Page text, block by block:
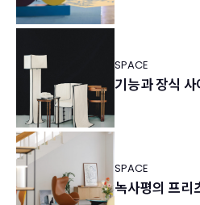
SPACE
기능과 장식 사
SPACE
녹사평의 프리